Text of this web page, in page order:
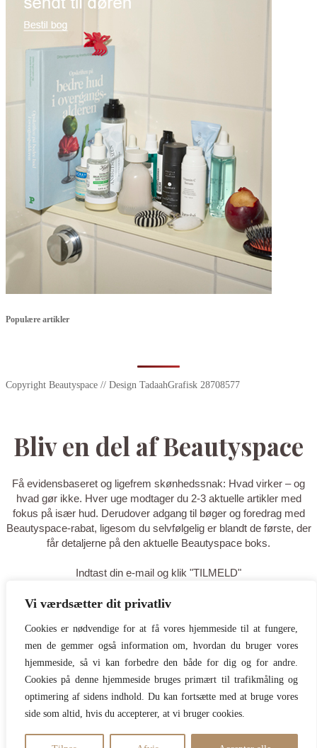
Vi værdsætter dit privatliv
Cookies er nødvendige for at få vores hjemmeside til at fungere,
men de gemmer også information om, hvordan du bruger vores
hjemmeside, så vi kan forbedre den både for dig og for andre.
Cookies på denne hjemmeside bruges primært til trafikmåling og
optimering af sidens indhold. Du kan fortsætte med at bruge vores
side som altid, hvis du accepterer, at vi bruger cookies.
Populære artikler
Copyright Beautyspace // Design TadaahGrafisk 28708577
Bliv en del af Beautyspace
Få evidensbaseret og ligefrem skønhedssnak: Hvad virker – og
hvad gør ikke. Hver uge modtager du 2-3 aktuelle artikler med
fokus på især hud. Derudover adgang til bøger og foredrag med
Beautyspace-rabat, ligesom du selvfølgelig er blandt de første, der
får detaljerne på den aktuelle Beautyspace boks.
Indtast din e-mail og klik "TILMELD"
TILMELD
Tak for din tilmelding - du er nu på
listen! Tilføj gerne
hello@beautyspace.dk til dine
kontakter, så du er sikker på at